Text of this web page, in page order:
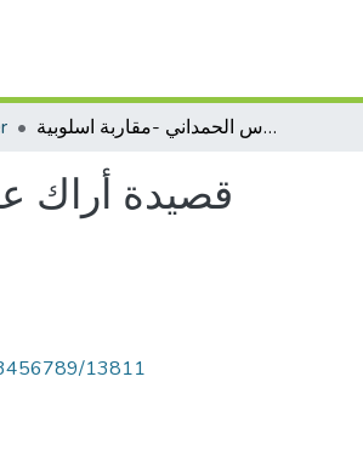
قصيدة أراك عصي الدمع لأبي فراس الحمداني -مقاربة اسلوبية
قصيدة أراك
13811